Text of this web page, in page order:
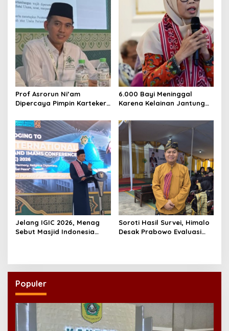
Prof Asrorun Ni’am
Dipercaya Pimpin Karteker
Regenerasi Kepemimpinan
NU
6.000 Bayi Meninggal
Karena Kelainan Jantung
Pemerataan Operasi
Jantung Anak
Jelang IGIC 2026, Menag
Sebut Masjid Indonesia
Soroti Hasil Survei, Himalo
Desak Prabowo Evaluasi
Populer